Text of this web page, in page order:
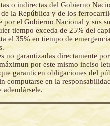
o indirectas del Gobierno
la República y de los
por el Gobierno Nacional y sus
tiempo exceda de 25% del
el 35% en tiempo de
no garantizadas directamente
por este mismo inciso
garanticen obligaciones del
computarse en la
adeudársele.